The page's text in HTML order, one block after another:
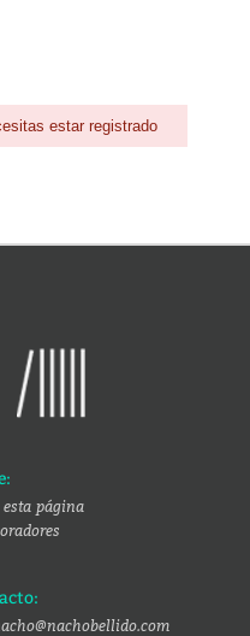
estar registrado
esta página